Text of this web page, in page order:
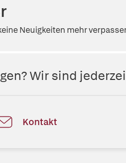
Neuigkeiten mehr
Wir sind
Kontakt